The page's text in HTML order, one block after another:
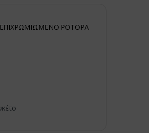
ΕΠΙΧΡΩΜΙΩΜΕΝΟ ΡΟΤΟΡΑ